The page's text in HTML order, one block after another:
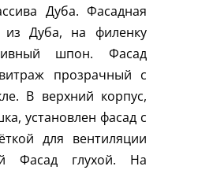
Дуба. Фасадная
из Дуба, на филенку
шпон. Фасад
прозрачный с
В верхний корпус,
установлен фасад с
для вентиляции
Фасад глухой. На